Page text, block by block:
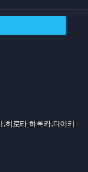
,히로타 하루카,다이키